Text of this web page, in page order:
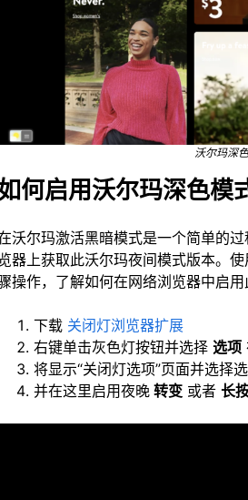
沃尔玛深
何启用沃尔玛深色模
沃尔玛激活黑暗模式是一个简单的
器上获取此沃尔玛夜间模式版本。
操作，了解如何在网络浏览器中启用
下载 关闭灯浏览器扩展
右键单击灰色灯按钮并选择选项
将显示“关闭灯选项”页面并选择
并在这里启用夜晚 转变 或者长